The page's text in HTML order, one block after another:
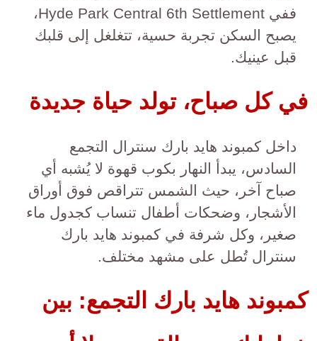
ففي Hyde Park Central 6th Settlement،
يصبح السكن تجربة حسية، تتغلغل إلى قلبك
قبل عينيك.
في كل صباح، تولد حياة جديدة
داخل كمبوند هايد بارك سنترال التجمع
السادس، يبدأ النهار بكوب قهوة لا يُشبه أي
صباح آخر، حيث الشمس تتراقص فوق أوراق
الأشجار، وضحكات أطفال تنساب كجدول ماء
صغير، وكل شرفة في كمبوند هايد بارك
سنترال تُطل على مشهد مختلف.
كمبوند هايد بارك التجمع: بين